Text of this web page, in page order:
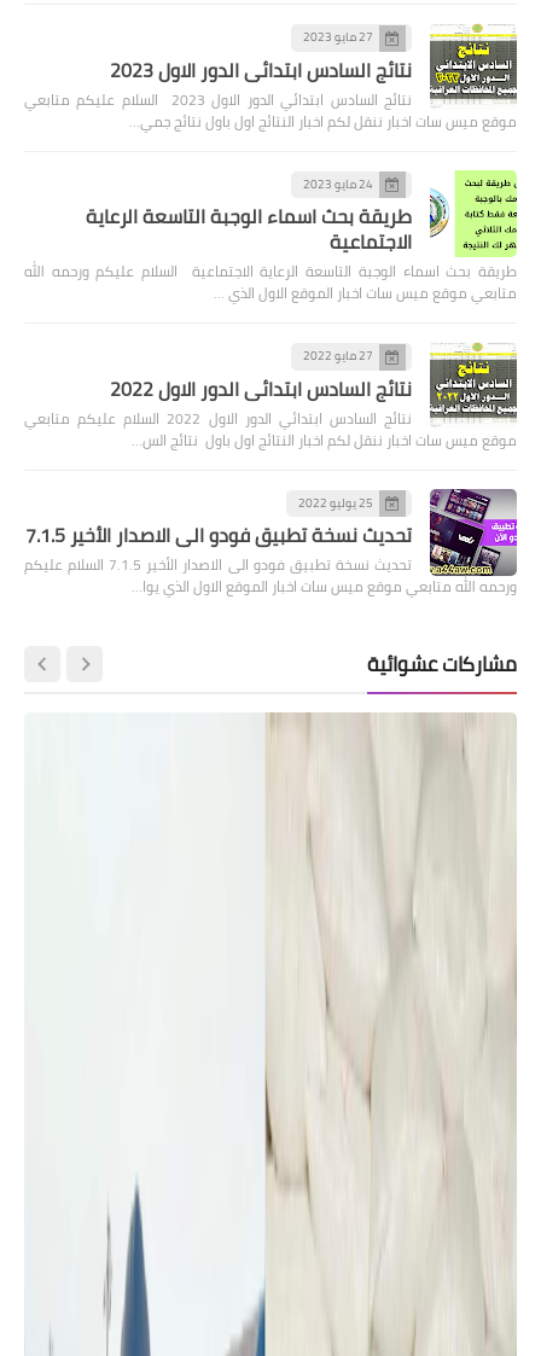
27 مايو 2023
نتائج السادس ابتدائي الدور الاول 2023
نتائج السادس ابتدائي الدور الاول 2023 السلام عليكم متابعي
موقع ميس سات اخبار ننقل لكم اخبار النتائج اول باول نتائج جمي…
24 مايو 2023
طريقة بحث اسماء الوجبة التاسعة الرعاية
الاجتماعية
طريقة بحث اسماء الوجبة التاسعة الرعاية الاجتماعية السلام عليكم ورحمه الله
متابعي موقع ميس سات اخبار الموقع الاول الذي …
27 مايو 2022
نتائج السادس ابتدائي الدور الاول 2022
نتائج السادس ابتدائي الدور الاول 2022 السلام عليكم متابعي
موقع ميس سات اخبار ننقل لكم اخبار النتائج اول باول نتائج الس…
25 يوليو 2022
تحديث نسخة تطبيق فودو الى الاصدار الأخير 7.1.5
تحديث نسخة تطبيق فودو الى الاصدار الأخير 7.1.5 السلام عليكم
ورحمه الله متابعي موقع ميس سات اخبار الموقع الاول الذي يوا…
مشاركات عشوائية